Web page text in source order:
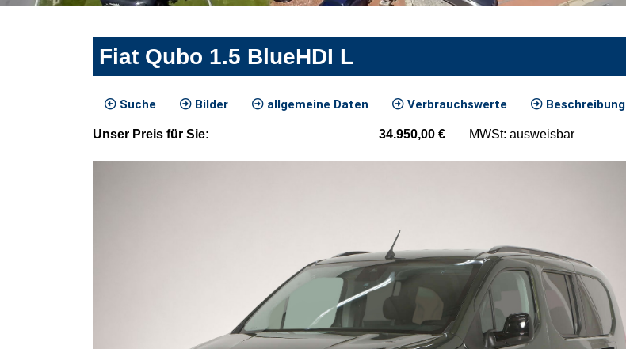
Fiat Qubo 1.5 BlueHDI L
Suche Bilder allgemeine Daten Verbrauchswerte Beschreibung
Unser Preis für Sie: 34.950,00 € MWSt: ausweisbar